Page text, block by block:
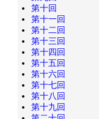
第十回
第十一回
第十二回
第十三回
第十四回
第十五回
第十六回
第十七回
第十八回
第十九回